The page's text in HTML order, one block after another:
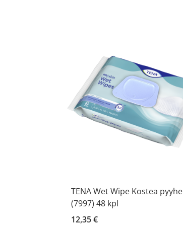
TENA Wet Wipe Kostea pyyhe
(7997) 48 kpl
12,35 €